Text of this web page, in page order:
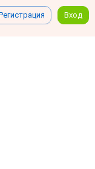
Вход